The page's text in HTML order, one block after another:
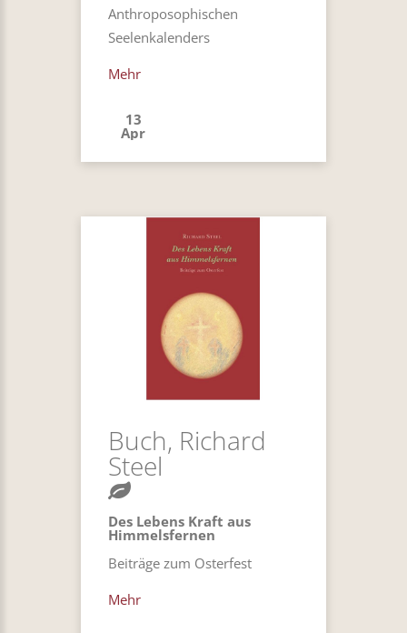
Anthroposophischen
Seelenkalenders
Mehr
13
Apr
Buch, Richard
Steel
Des Lebens Kraft aus
Himmelsfernen
Beiträge zum Osterfest
Mehr